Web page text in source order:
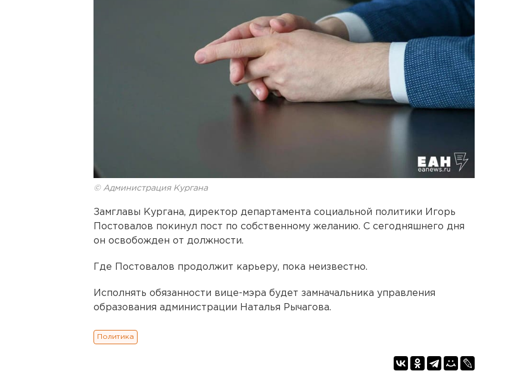
© Администрация Кургана
Замглавы Кургана, директор департамента социальной политики Игорь
Постовалов покинул пост по собственному желанию. С сегодняшнего дня
он освобожден от должности.
Где Постовалов продолжит карьеру, пока неизвестно.
Исполнять обязанности вице-мэра будет замначальника управления
образования администрации Наталья Рычагова.
Политика